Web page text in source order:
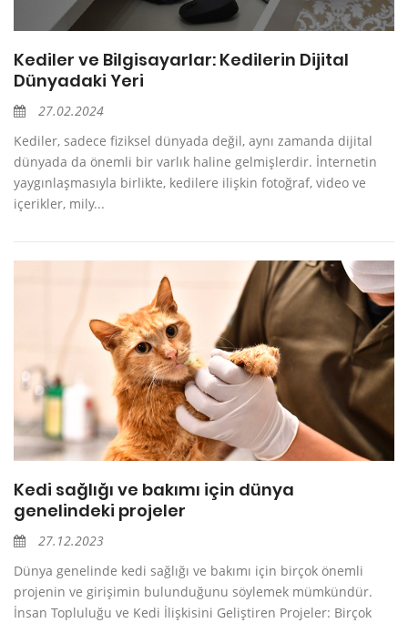
Kediler ve Bilgisayarlar: Kedilerin Dijital
Dünyadaki Yeri
27.02.2024
Kediler, sadece fiziksel dünyada değil, aynı zamanda dijital
dünyada da önemli bir varlık haline gelmişlerdir. İnternetin
yaygınlaşmasıyla birlikte, kedilere ilişkin fotoğraf, video ve
içerikler, mily...
Kedi sağlığı ve bakımı için dünya
genelindeki projeler
27.12.2023
Dünya genelinde kedi sağlığı ve bakımı için birçok önemli
projenin ve girişimin bulunduğunu söylemek mümkündür.
İnsan Topluluğu ve Kedi İlişkisini Geliştiren Projeler: Birçok